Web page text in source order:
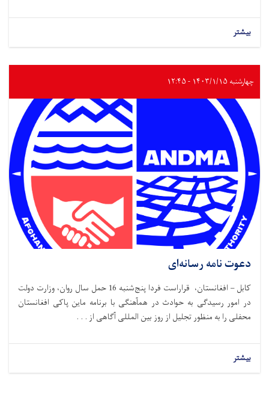
بیشتر
چهارشنبه ۱۴۰۳/۱/۱۵ - ۱۲:۴۵
دعوت نامه رسانه‌ای
کابل – افغانستان، قراراست فردا پنج‌شنبه 16 حمل سال روان، وزارت دولت
در امور رسیدگی به حوادث در همآهنگی با برنامه ماین پاکی افغانستان
محفلی را به منظور تجلیل از روز بین المللی آگاهی از . . .
بیشتر